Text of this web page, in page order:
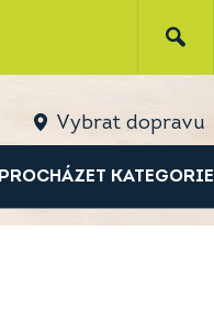
Vybrat dopravu
PROCHÁZET KATEGORIE